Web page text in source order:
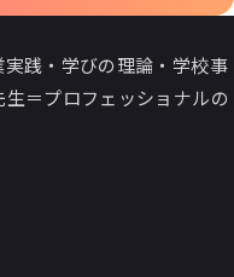
践・学びの理論・学校事
＝プロフェッショナルの